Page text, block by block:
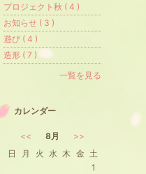
プロジェクト秋 ( 4 )
お知らせ ( 3 )
遊び ( 4 )
造形 ( 7 )
一覧を見る
カレンダー
<< 8月
>>
日
月 火 水 木 金 土
1